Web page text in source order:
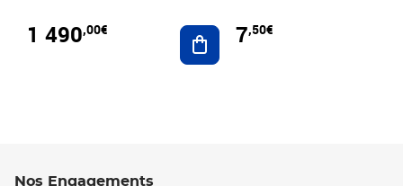
1 490,00€ Ajouter au panier
7,50€
Nos Engagements